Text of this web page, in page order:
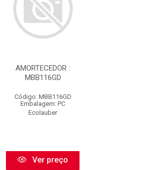
AMORTECEDOR :
MBB116GD
Código: MBB116GD
Embalagem: PC
Ecolauber
Ver preço